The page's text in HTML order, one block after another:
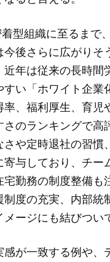
型組織に至るまで
後さらに広がりそ
年は従来の長時間
い「ホワイト企業
、福利厚生、育児
のランキングで高
や定時退社の習慣
与しており、チー
勤務の制度整備も
度の充実、内部統
ージにも結びつい
が一致する例や、